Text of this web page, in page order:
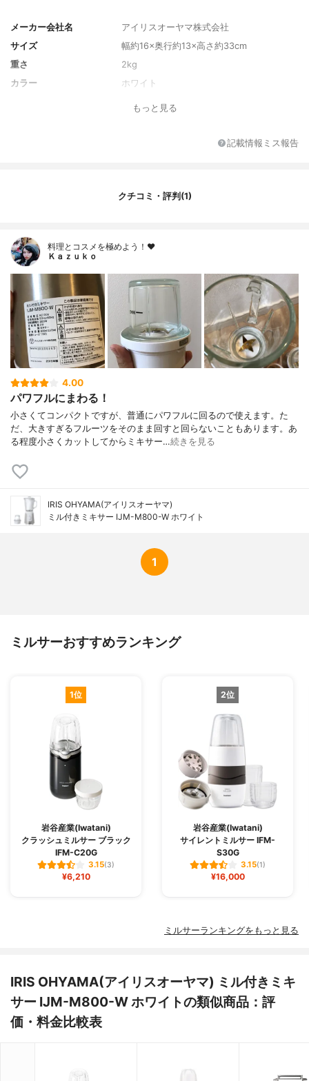
メーカー会社名
アイリスオーヤマ株式会社
サイズ
幅約16×奥行約13×高さ約33cm
重さ
2kg
カラー
ホワイト
もっと見る
記載情報ミス報告
クチコミ・評判(1)
料理とコスメを極めよう！♥
Ｋａｚｕｋｏ
4.00
パワフルにまわる！
小さくてコンパクトですが、普通にパワフルに回るので使えます。た
だ、大きすぎるフルーツをそのまま回すと回らないこともあります。あ
る程度小さくカットしてからミキサー…続きを見る
IRIS OHYAMA(アイリスオーヤマ)
ミル付きミキサー IJM-M800-W ホワイト
1
ミルサーおすすめランキング
1位
岩谷産業(Iwatani)
クラッシュミルサー ブラック
IFM-C20G
3.15(3)
¥6,210
2位
岩谷産業(Iwatani)
サイレントミルサー IFM-
S30G
3.15(1)
¥16,000
ミルサーランキングをもっと見る
IRIS OHYAMA(アイリスオーヤマ) ミル付きミキ
サー IJM-M800-W ホワイトの類似商品：評
価・料金比較表